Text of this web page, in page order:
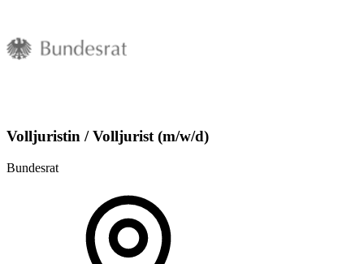
Volljuristin / Volljurist (m/w/d)
Bundesrat